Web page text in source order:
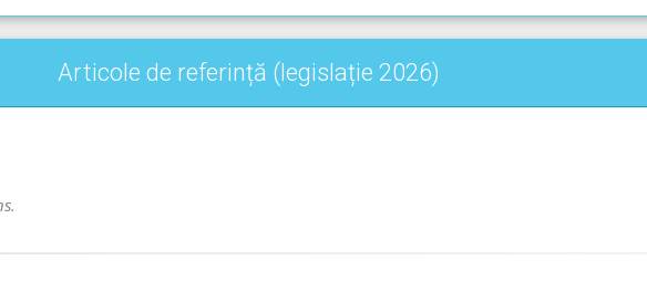
Articole de referință (legislație 2026)